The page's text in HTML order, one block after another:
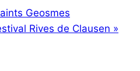
Geosmes
Rives de Clausen »